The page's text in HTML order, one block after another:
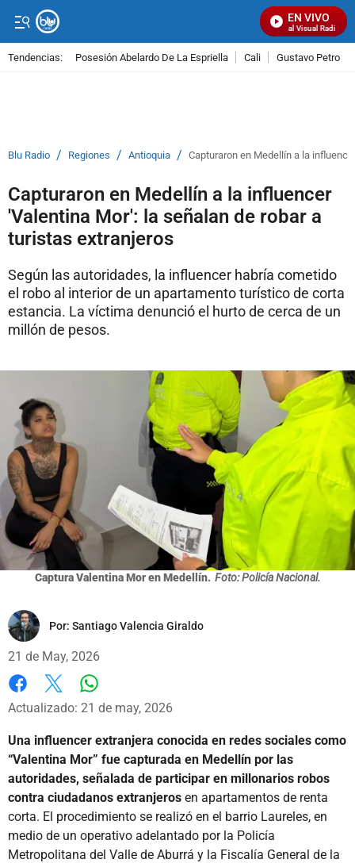
EN VIVO
Señal Visual Radio
Tendencias: Posesión Abelardo De La Espriella Cali Gustavo Petro
Blu Radio / Regiones / Antioquia / Capturaron en Medellín a la
Capturaron en Medellín a la influencer
'Valentina Mor': la señalan de robar a
turistas extranjeros
Según las autoridades, la influencer habría cometido
el robo al interior de un apartamento turístico de corta
estancia. La víctima denunció el hurto de cerca de un
millón de pesos.
Captura Valentina Mor en Medellín. Foto: Policía Nacional.
Por: Santiago Valencia Giraldo
21 de May, 2026
Facebook
X
Actualizado: 21 de may, 2026
Una influencer extranjera conocida en redes sociales como
“Valentina Mor” fue capturada en Medellín por las
autoridades, señalada de participar en millonarios robos
contra ciudadanos extranjeros en apartamentos de renta
corta. El procedimiento se realizó en el barrio Laureles, en
medio de un operativo adelantado por la Policía
Metropolitana del Valle de Aburrá y la Fiscalía General de la